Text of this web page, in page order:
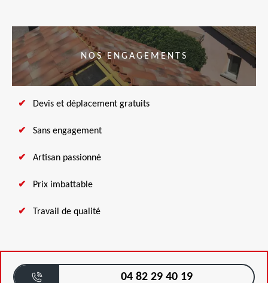
NOS ENGAGEMENTS
Devis et déplacement gratuits
Sans engagement
Artisan passionné
Prix imbattable
Travail de qualité
04 82 29 40 19